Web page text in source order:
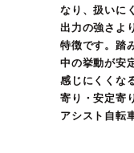
なり、扱いに
出力の強さよ
特徴です。踏
中の挙動が安
感じにくくな
寄り・安定寄
アシスト自転